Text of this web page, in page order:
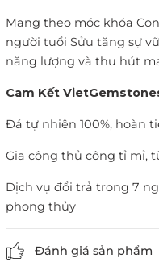
Mang theo móc khóa
người tuổi Sửu tăng sự
năng lượng và thu hút
Cam Kết
Đá tự nhiên 100%, hoàn
Gia công thủ công tỉ mỉ,
Dịch vụ đổi trả trong 7
phong thủy
Đánh giá sản phẩm